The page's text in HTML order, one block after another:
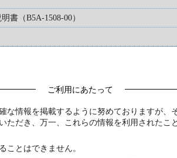
書（B5A-1508-00）
ご利用にあたって
な情報を掲載するように努めておりますが
ただき、万一、これらの情報を利用されたこ
ことはできません。